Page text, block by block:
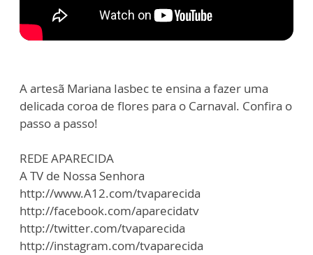
A artesã Mariana Iasbec te ensina a fazer uma
delicada coroa de flores para o Carnaval. Confira o
passo a passo!
REDE APARECIDA
A TV de Nossa Senhora
http://www.A12.com/tvaparecida
http://facebook.com/aparecidatv
http://twitter.com/tvaparecida
http://instagram.com/tvaparecida